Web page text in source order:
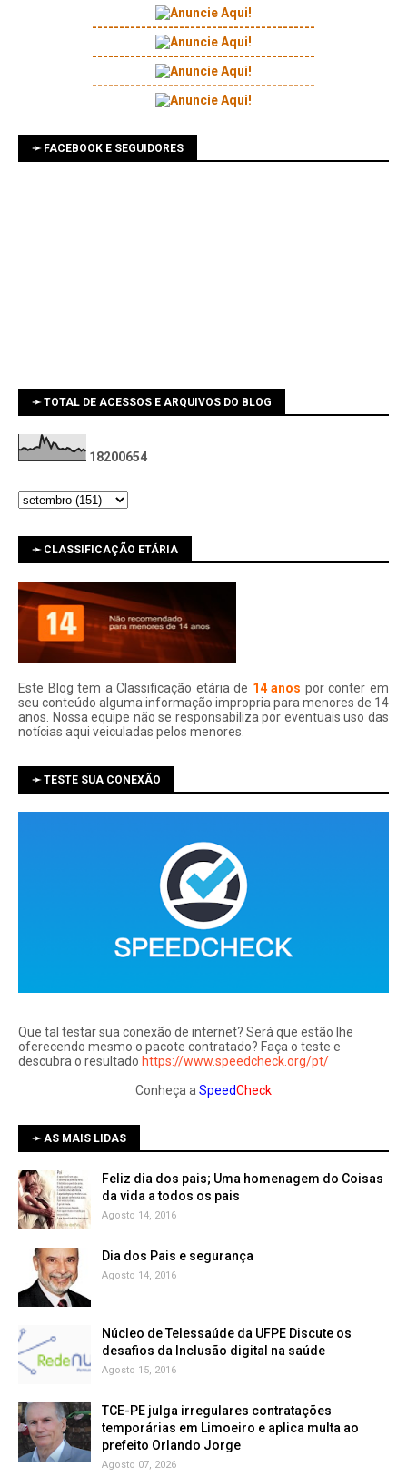
-----------------------------------------
-----------------------------------------
-----------------------------------------
➛ FACEBOOK E SEGUIDORES
➛ TOTAL DE ACESSOS E ARQUIVOS DO BLOG
18200654
➛ CLASSIFICAÇÃO ETÁRIA
Este Blog tem a Classificação etária de 14 anos por conter em
seu conteúdo alguma informação impropria para menores de 14
anos. Nossa equipe não se responsabiliza por eventuais uso das
notí­cias aqui veiculadas pelos menores.
➛ TESTE SUA CONEXÃO
Que tal testar sua conexão de internet? Será que estão lhe
oferecendo mesmo o pacote contratado? Faça o teste e
descubra o resultado https://www.speedcheck.org/pt/
Conheça a SpeedCheck
➛ AS MAIS LIDAS
Feliz dia dos pais; Uma homenagem do Coisas
da vida a todos os pais
Agosto 14, 2016
Dia dos Pais e segurança
Agosto 14, 2016
Núcleo de Telessaúde da UFPE Discute os
Agosto 15, 2016
TCE-PE julga irregulares contratações
temporárias em Limoeiro e aplica multa ao
prefeito Orlando Jorge
Agosto 07, 2026